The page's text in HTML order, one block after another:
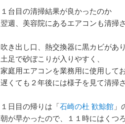
１台目の清掃結果が良かったのか
翌週、美容院にあるエアコンも清掃
吹き出し口、熱交換器に黒カビがあり
土足で砂ぼこりが入りやすく、
家庭用エアコンを業務用に使用して
遅くても２年後には様子を見て清掃
１日目の帰りは「石崎の杜 歓鯨館」
朝が早かったので、１１時にはくつ